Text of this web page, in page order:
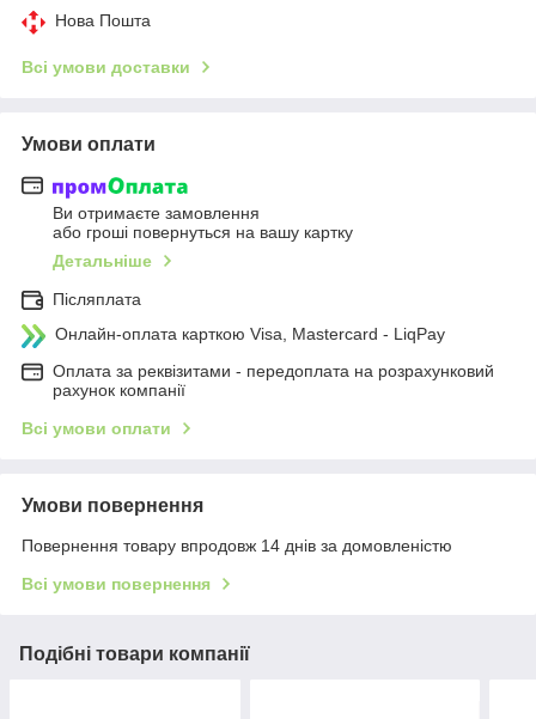
Нова Пошта
Всі умови доставки
Умови оплати
Ви отримаєте замовлення
або гроші повернуться на вашу картку
Детальніше
Післяплата
Онлайн-оплата карткою Visa, Mastercard - LiqPay
Оплата за реквізитами - передоплата на розрахунковий
рахунок компанії
Всі умови оплати
Умови повернення
Повернення товару впродовж 14 днів за домовленістю
Всі умови повернення
Подібні товари компанії